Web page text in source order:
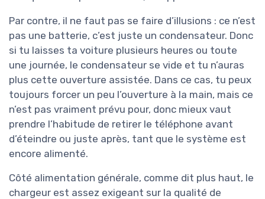
Par contre, il ne faut pas se faire d’illusions : ce n’est
pas une batterie, c’est juste un condensateur. Donc
si tu laisses ta voiture plusieurs heures ou toute
une journée, le condensateur se vide et tu n’auras
plus cette ouverture assistée. Dans ce cas, tu peux
toujours forcer un peu l’ouverture à la main, mais ce
n’est pas vraiment prévu pour, donc mieux vaut
prendre l’habitude de retirer le téléphone avant
d’éteindre ou juste après, tant que le système est
encore alimenté.
Côté alimentation générale, comme dit plus haut, le
chargeur est assez exigeant sur la qualité de